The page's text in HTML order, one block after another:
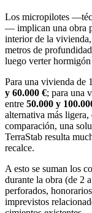
Los micropilotes
— implican una obra
interior de la
metros de
luego verter hormigón
Para una vivienda de
y 60.000 €; para una
entre 50.000 y
alternativa más ligera,
comparación, una
TerraStab resulta
recalce.
A esto se suman los
durante la obra (de 2
perforados,
imprevistos